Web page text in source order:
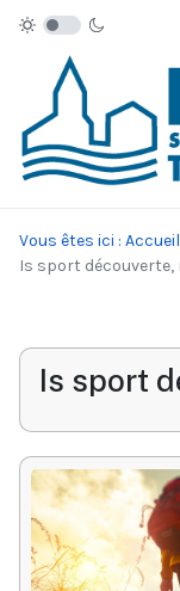
Vous êtes ici : Accueil
Is sport découverte,
Is sport